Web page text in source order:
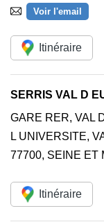
Voir l'email
Itinéraire
SERRIS VAL D
GARE RER, VAL
L UNIVERSITE,
77700, SEINE ET
Itinéraire